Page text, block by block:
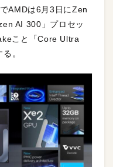
AMDは6月3日にZen
AI 300」プロセッ
こと「Core Ultra
。